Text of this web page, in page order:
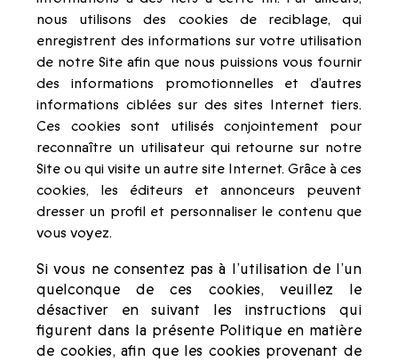
nous utilisons des cookies de reciblage, qui
enregistrent des informations sur votre utilisation
de notre Site afin que nous puissions vous fournir
des informations promotionnelles et d’autres
informations ciblées sur des sites Internet tiers.
Ces cookies sont utilisés conjointement pour
reconnaître un utilisateur qui retourne sur notre
Site ou qui visite un autre site Internet. Grâce à ces
cookies, les éditeurs et annonceurs peuvent
dresser un profil et personnaliser le contenu que
vous voyez.
Si vous ne consentez pas à l’utilisation de l’un
quelconque de ces cookies, veuillez le
désactiver en suivant les instructions qui
figurent dans la présente Politique en matière
de cookies, afin que les cookies provenant de